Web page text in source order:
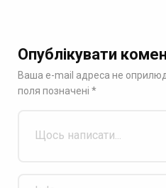
Опублікувати
Ваша e-mail адреса не
поля позначені *